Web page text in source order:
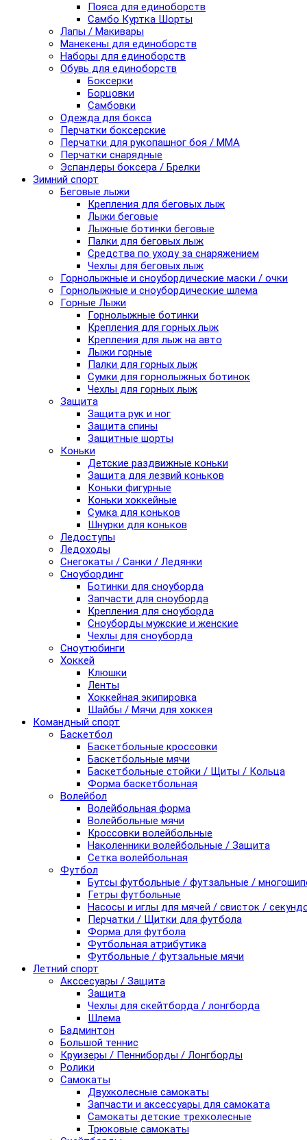
Пояса для единоборств
Самбо Куртка Шорты
Лапы / Макивары
Манекены для единоборств
Наборы для единоборств
Обувь для единоборств
Боксерки
Борцовки
Самбовки
Одежда для бокса
Перчатки боксерские
Перчатки для рукопашног боя / ММА
Перчатки снарядные
Эспандеры боксера / Брелки
Зимний спорт
Беговые лыжи
Крепления для беговых лыж
Лыжи беговые
Лыжные ботинки беговые
Палки для беговых лыж
Средства по уходу за снаряжением
Чехлы для беговых лыж
Горнолыжные и сноубордические маски / очки
Горнолыжные и сноубордические шлема
Горные Лыжи
Горнолыжные ботинки
Крепления для горных лыж
Крепления для лыж на авто
Лыжи горные
Палки для горных лыж
Сумки для горнолыжных ботинок
Чехлы для горных лыж
Защита
Защита рук и ног
Защита спины
Защитные шорты
Коньки
Детские раздвижные коньки
Защита для лезвий коньков
Коньки фигурные
Коньки хоккейные
Сумка для коньков
Шнурки для коньков
Ледоступы
Ледоходы
Снегокаты / Санки / Ледянки
Сноубординг
Ботинки для сноуборда
Запчасти для сноуборда
Крепления для сноуборда
Сноуборды мужские и женские
Чехлы для сноуборда
Сноутюбинги
Хоккей
Клюшки
Ленты
Хоккейная экипировка
Шайбы / Мячи для хоккея
Командный спорт
Баскетбол
Баскетбольные кроссовки
Баскетбольные мячи
Баскетбольные стойки / Щиты / Кольца
Форма баскетбольная
Волейбол
Волейбольная форма
Волейбольные мячи
Кроссовки волейбольные
Наколенники волейбольные / Защита
Сетка волейбольная
Футбол
Бутсы футбольные / футзальные /
Гетры футбольные
Насосы и иглы для мячей / свисток /
Перчатки / Щитки для футбола
Форма для футбола
Футбольная атрибутика
Футбольные / футзальные мячи
Летний спорт
Акссесуары / Защита
Защита
Чехлы для скейтборда / лонгборда
Шлема
Бадминтон
Большой теннис
Круизеры / Пенниборды / Лонгборды
Ролики
Самокаты
Двухколесные самокаты
Запчасти и аксессуары для самоката
Самокаты детские трехколесные
Трюковые самокаты